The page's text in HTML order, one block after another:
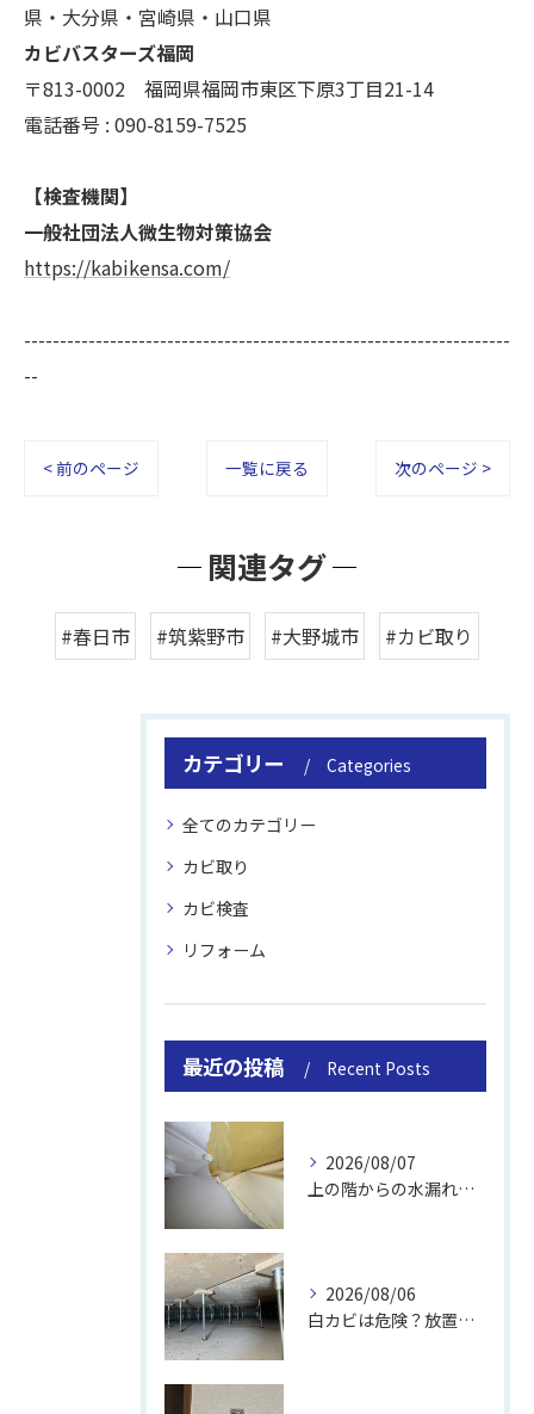
県・大分県・宮崎県・山口県
カビバスターズ福岡
〒813-0002 福岡県福岡市東区下原3丁目21-14
電話番号 : 090-8159-7525
【検査機関】
一般社団法人微生物対策協会
https://kabikensa.com/
--------------------------------------------------------------------
--
< 前のページ 一覧に戻る 次のページ >
関連タグ
#春日市 #筑紫野市 #大野城市 #カビ取り
カテゴリー Categories
全てのカテゴリー
カビ取り
カビ検査
リフォーム
最近の投稿 Recent Posts
2026/08/07
上の階からの水漏れでカビ｜対処法と業者
2026/08/06
白カビは危険？放置のリスクと取り方